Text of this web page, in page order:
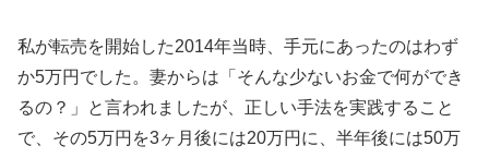
私が転売を開始した2014年当時、手元にあったのはわず
か5万円でした。妻からは「そんな少ないお金で何ができ
るの？」と言われましたが、正しい手法を実践すること
で、その5万円を3ヶ月後には20万円に、半年後には50万